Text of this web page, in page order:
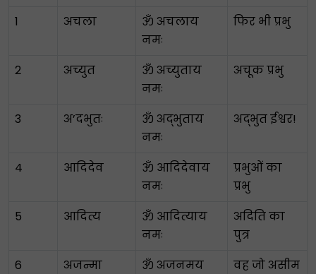
1
अचला
ॐ अचलाय ​​
नमः
फिर भी प्रभु
2 अच्युत
ॐ अच्युताय
नमः
अचूक प्रभु
3 अ’दभुतः
ॐ अद्भुताय
नमः
अद्भुत ईश्वर!
4 आदिदेव
ॐ आदिदेवाय
नमः
प्रभुओं का
प्रभु
5
आदित्य
ॐ आदित्याय
नमः
अदिति का
पुत्र
6
अजन्मा
ॐ अजनमय
वह जो असीम